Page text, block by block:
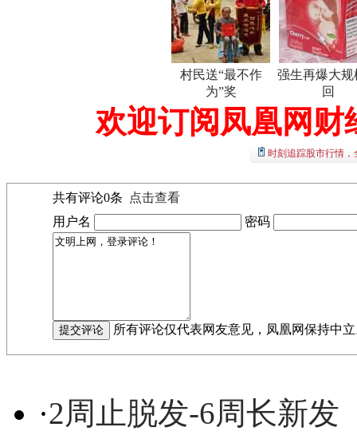
村民送“最不作
为”奖
强生再爆大规
回
欢迎订阅凤凰网财
时刻追踪股市行情
共有评论0条
点击查看
用户名
密码
所有评论仅代表网友意见，凤凰网保持中
·2周止脱发-6周长新发